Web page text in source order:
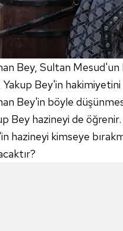
Bey, Sultan Mesud'un
Yakup Bey'in
Bey'in böyle
Bey hazineyi de öğrenir.
hazineyi kimseye